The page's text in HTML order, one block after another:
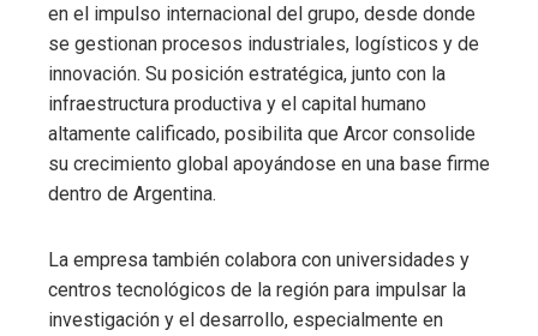
en el impulso internacional del grupo, desde donde
se gestionan procesos industriales, logísticos y de
innovación. Su posición estratégica, junto con la
infraestructura productiva y el capital humano
altamente calificado, posibilita que Arcor consolide
su crecimiento global apoyándose en una base firme
dentro de Argentina.
La empresa también colabora con universidades y
centros tecnológicos de la región para impulsar la
investigación y el desarrollo, especialmente en